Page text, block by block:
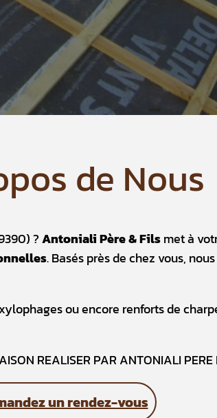
de Nous
?Antoniali Père & Filsmet à
. Basés près de chez vous,
ou encore renforts de
un rendez-vous